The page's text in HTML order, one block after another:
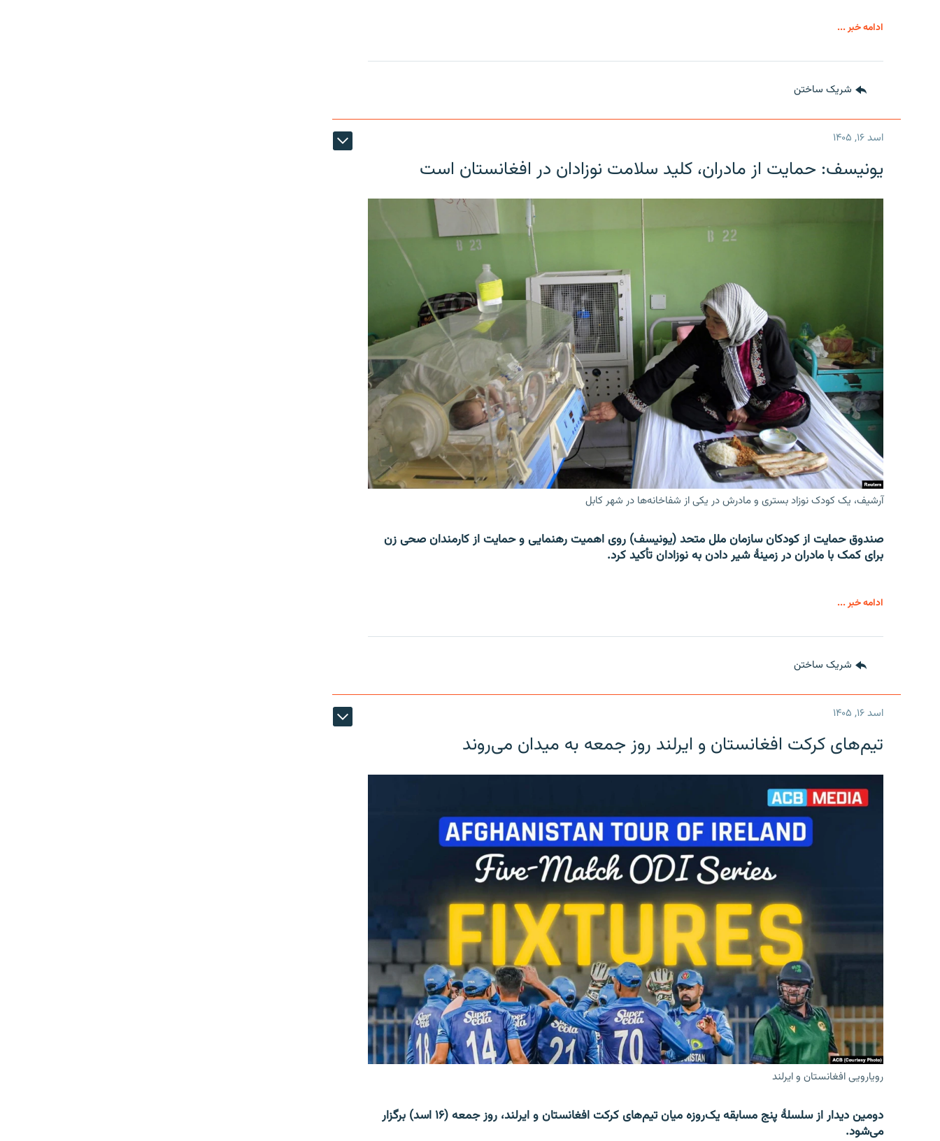
ادامه خبر ...
شریک ساختن
اسد ۱۶, ۱۴۰۵
یونیسف: حمایت از مادران، کلید سلامت نوزادان در افغانستان است
آرشیف، یک کودک نوزاد بستری و مادرش در یکی از شفاخانه‌ها در شهر کابل
صندوق حمایت از کودکان سازمان ملل متحد (یونیسف) روی اهمیت رهنمایی و حمایت از کارمندان صحی زن
برای کمک با مادران در زمینۀ شیر دادن به نوزادان تأکید کرد.
ادامه خبر ...
شریک ساختن
اسد ۱۶, ۱۴۰۵
تیم‌های کرکت افغانستان و ایرلند روز جمعه به میدان می‌روند
رویارویی افغانستان و ایرلند
دومین دیدار از سلسلۀ پنج مسابقه یک‌روزه میان تیم‌های کرکت افغانستان و ایرلند، روز جمعه (۱۶ اسد) برگزار
می‌شود.